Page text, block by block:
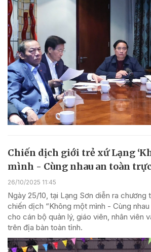
Chiến dịch giới trẻ xứ Lạng
mình - Cùng nhau an toàn
26/10/2025 11:45
Ngày 25/10, tại Lạng Sơn diễn ra chương
chiến dịch “Không một mình - Cùng
cho cán bộ quản lý, giáo viên, nhân viên
trên địa bàn toàn tỉnh.